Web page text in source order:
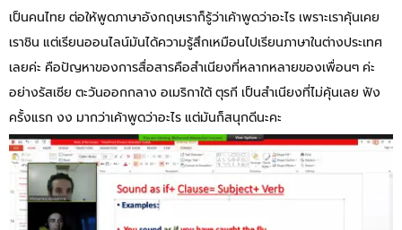
เป็นคนไทย ต่อให้พูดภาษาอังกฤษเราก็รู้ว่าเค้าพูดว่าอะไร เพราะเราคุ้นเคย
เราชิน แต่เรียนออนไลน์มันได้ความรู้สึกเหมือนไปเรียนภาษาในต่างประเทศ
เลยค่ะ คือปัญหาของการสื่อสารคือสำเนียงที่หลากหลายของเพื่อนๆ ค่ะ
อย่างรัสเซีย ตะวันออกกลาง อเมริกาใต้ ตุรกี เป็นสำเนียงที่ไม่คุ้นเลย ฟัง
ครั้งแรก งง มากว่าเค้าพูดว่าอะไร แต่มันก็สนุกดีนะคะ